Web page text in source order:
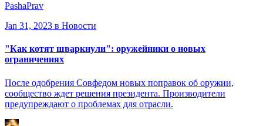
PashaPrav
Jan 31, 2023 в Новости
"Как котят шваркнули": оружейники о новых
ограничениях
После одобрения Совфедом новых поправок об оружии,
сообщество ждет решения президента. Производители
предупреждают о проблемах для отрасли.